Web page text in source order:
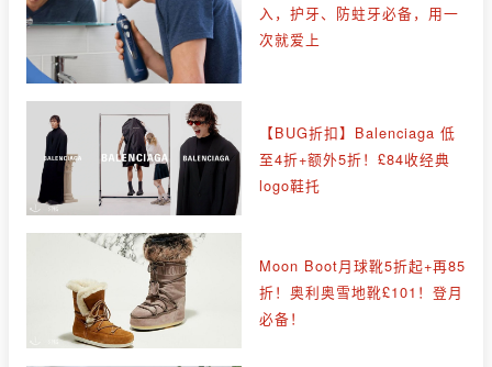
入，护牙、防蛀牙必备，用一
次就爱上
【BUG折扣】Balenciaga 低
至4折+额外5折！£84收经典
logo鞋托
Moon Boot月球靴5折起+再85
折！奥利奥雪地靴£101！登月
必备！